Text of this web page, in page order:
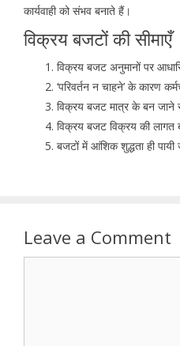
कार्यवाही को संभव बनाते हैं।
विक्रय बजटों की सीमाएँ
विक्रय बजट अनुमानों पर
‘परिवर्तन न चाहने’ के कारण
विक्रय बजट मात्र के बन जाने से
विक्रय बजट विक्रय की लागत
बजटों में आंशिक शुद्धता ही पायी
Leave a Comment